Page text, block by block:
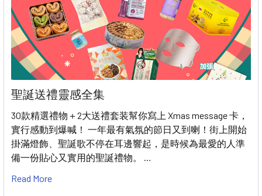
聖誕送禮靈感全集
30款精選禮物＋2大送禮套装幫你寫上 Xmas message 卡，
實行感動到爆喊！ 一年最有氣氛的節日又到喇！街上開始
掛滿燈飾、聖誕歌不停在耳邊響起，是時候為最愛的人準
備一份貼心又實用的聖誕禮物。 …
Read More